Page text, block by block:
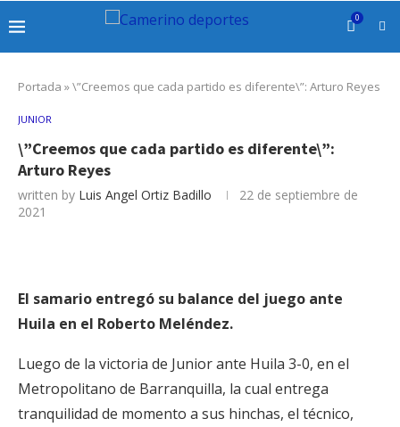
0
Portada »\”Creemos que cada partido es diferente\”: Arturo Reyes
JUNIOR
\”Creemos que cada partido es diferente\”:
Arturo Reyes
written by Luis Angel Ortiz Badillo
22 de septiembre de
2021
El samario entregó su balance del juego ante
Huila en el Roberto Meléndez.
Luego de la victoria de Junior ante Huila 3-0, en el
Metropolitano de Barranquilla, la cual entrega
tranquilidad de momento a sus hinchas, el técnico,